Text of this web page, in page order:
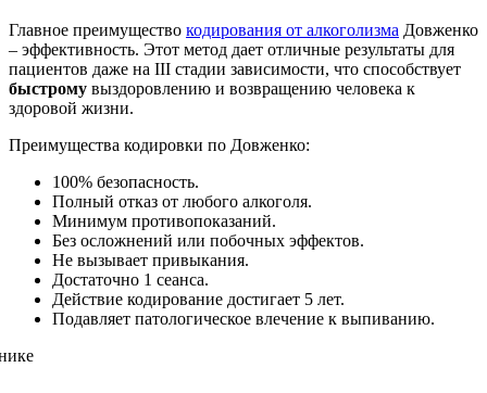
Главное преимущество кодирования от алкоголизма Довженко
– эффективность. Этот метод дает отличные результаты для
пациентов даже на III стадии зависимости, что способствует
быстрому выздоровлению и возвращению человека к
здоровой жизни.
Преимущества кодировки по Довженко:
100% безопасность.
Полный отказ от любого алкоголя.
Минимум противопоказаний.
Без осложнений или побочных эффектов.
Не вызывает привыкания.
Достаточно 1 сеанса.
Действие кодирование достигает 5 лет.
Подавляет патологическое влечение к выпиванию.